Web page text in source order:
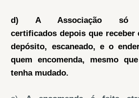
d) A Associação só
certificados depois que receber
depósito, escaneado, e o
quem encomenda, mesmo
tenha mudado.